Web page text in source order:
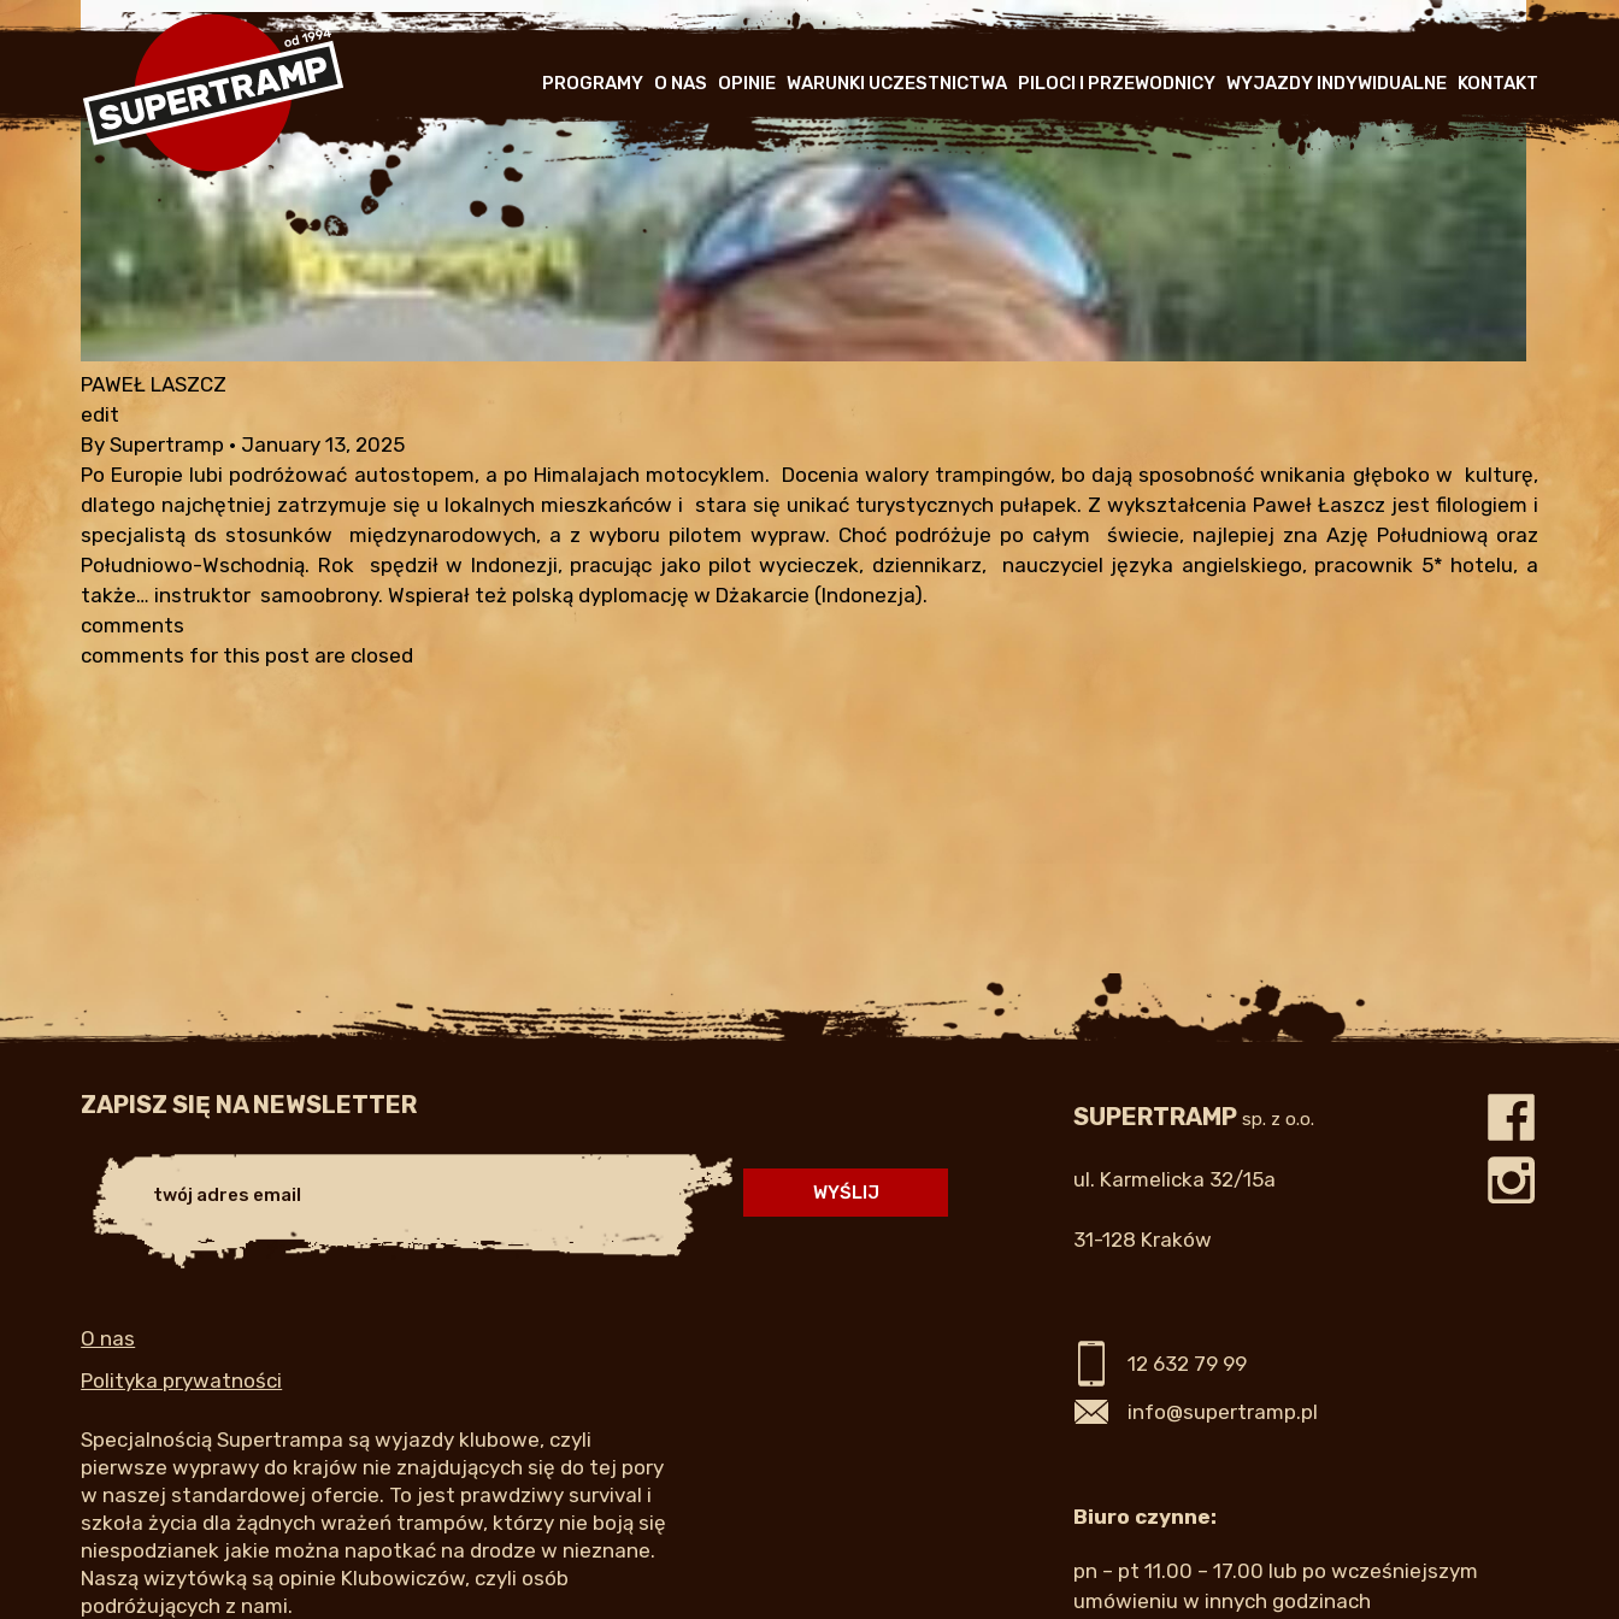
GŁÓWNA
NAWIGACJA
PROGRAMY O NAS OPINIE WARUNKI UCZESTNICTWA PILOCI I PRZEWODNICY WYJAZDY INDYWIDUALNE KONTAKT
PAWEŁ LASZCZ
edit
By Supertramp • January 13, 2025
Po Europie lubi podróżować autostopem, a po Himalajach motocyklem. Docenia walory trampingów, bo dają sposobność wnikania głęboko w kulturę,
dlatego najchętniej zatrzymuje się u lokalnych mieszkańców i stara się unikać turystycznych pułapek. Z wykształcenia Paweł Łaszcz jest filologiem i
specjalistą ds stosunków międzynarodowych, a z wyboru pilotem wypraw. Choć podróżuje po całym świecie, najlepiej zna Azję Południową oraz
Południowo-Wschodnią. Rok spędził w Indonezji, pracując jako pilot wycieczek, dziennikarz, nauczyciel języka angielskiego, pracownik 5* hotelu, a
także… instruktor samoobrony. Wspierał też polską dyplomację w Dżakarcie (Indonezja).
comments
comments for this post are closed
ZAPISZ SIĘ NA NEWSLETTER
O nas
Polityka prywatności
Specjalnością Supertrampa są wyjazdy klubowe, czyli
pierwsze wyprawy do krajów nie znajdujących się do tej pory
w naszej standardowej ofercie. To jest prawdziwy survival i
szkoła życia dla żądnych wrażeń trampów, którzy nie boją się
niespodzianek jakie można napotkać na drodze w nieznane.
Naszą wizytówką są opinie Klubowiczów, czyli osób
podróżujących z nami.
SUPERTRAMP sp. z o.o.
ul. Karmelicka 32/15a
31-128 Kraków
12 632 79 99
info@supertramp.pl
Biuro czynne:
pn – pt 11.00 – 17.00 lub po wcześniejszym
umówieniu w innych godzinach